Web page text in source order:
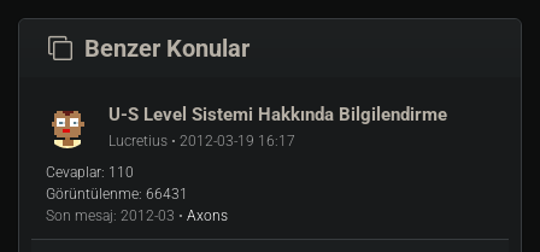
Benzer Konular
U-S Level Sistemi Hakkında Bilgilendirme
Lucretius • 2012-03-19 16:17
Cevaplar: 110
Görüntülenme: 66431
Son mesaj: 2012-03 • Axons